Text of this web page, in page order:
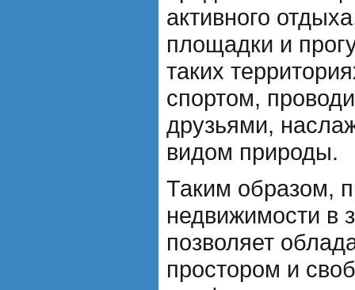
активного
площадки и
таких
спортом,
друзьями,
видом природы.
Таким образом,
недвижимости в
позволяет
простором и